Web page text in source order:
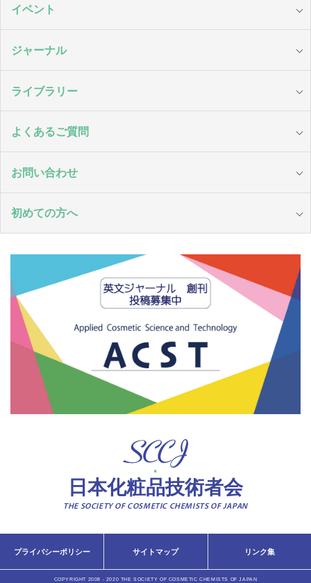
イベント
ジャーナル
ライブラリー
よくあるご質問
お問い合わせ
初めての方へ
日本化粧品技術者会
THE SOCIETY OF COSMETIC CHEMISTS OF JAPAN
プライバシーポリシー サイトマップ リンク集
COPYRIGHT 2008 - 2020 THE SOCIETY OF COSMETIC CHEMISTS OF JAPAN